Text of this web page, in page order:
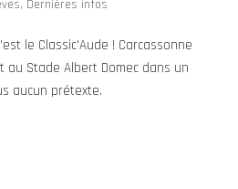
, Dernières infos
le Classic'Aude ! Carcassonne
Stade Albert Domec dans un
aucun prétexte.